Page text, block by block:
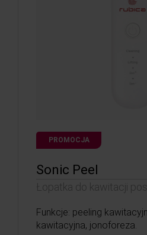
PROMOCJA
Sonic Peel
Łopatka do kawitacji
Funkcje: peeling
kawitacyjna, jonoforeza.